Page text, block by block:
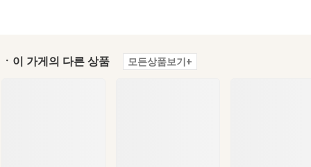
ㆍ이 가게의 다른 상품 모든상품보기+